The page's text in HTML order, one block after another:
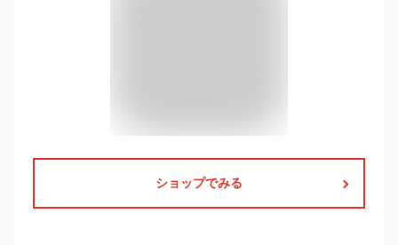
ショップでみる